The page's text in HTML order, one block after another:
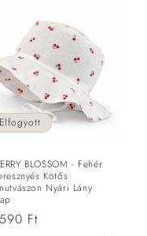
Elfogyott
BLOSSOM - Fehér
Kötős
Nyári Lány
Ft